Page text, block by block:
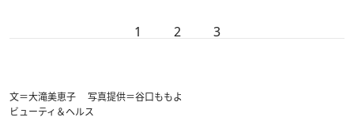
1 2 3
文＝大滝美恵子 写真提供＝谷口ももよ
ビューティ＆ヘルス